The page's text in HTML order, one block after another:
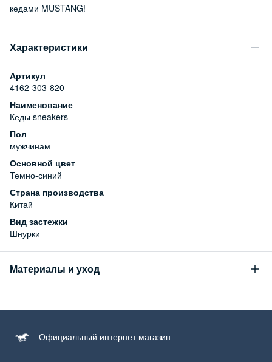
кедами MUSTANG!
Характеристики
Артикул
4162-303-820
Наименование
Кеды sneakers
Пол
мужчинам
Основной цвет
Темно-синий
Страна производства
Китай
Вид застежки
Шнурки
Материалы и уход
верх: 100% полиуретан, подкладка: 100% хлопок, подошва:
Официальный интернет магазин